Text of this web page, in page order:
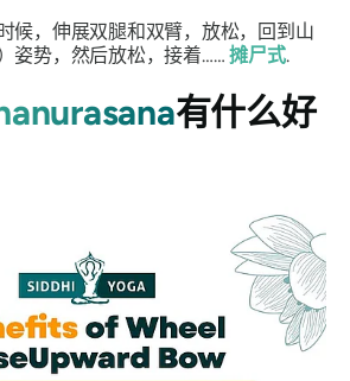
候，伸展双腿和双臂，放松，回到山
姿势，然后放松，接着……摊尸式.
有什么好